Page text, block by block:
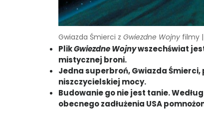
Gwiazda Śmierci z Gwiezdne Wojny filmy
PlikGwiezdne Wojnywszechświat
mistycznej broni.
Jedna superbroń, Gwiazda
niszczycielskiej mocy.
Budowanie go nie jest tanie.
obecnego zadłużenia USA